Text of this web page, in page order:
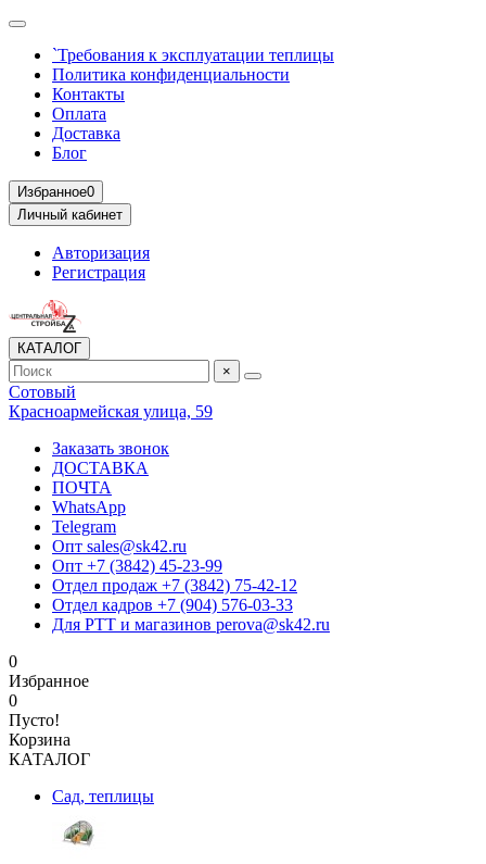
`Требования к эксплуатации теплицы
Политика конфиденциальности
Контакты
Оплата
Доставка
Блог
Избранное0
Личный кабинет
Авторизация
Регистрация
КАТАЛОГ
×
Сотовый
Красноармейская улица, 59
Заказать звонок
ДОСТАВКА
ПОЧТА
WhatsApp
Telegram
Опт sales@sk42.ru
Опт +7 (3842) 45-23-99
Отдел продаж +7 (3842) 75-42-12
Отдел кадров +7 (904) 576-03-33
Для РТТ и магазинов perova@sk42.ru
0
Избранное
0
Пусто!
Корзина
КАТАЛОГ
Сад, теплицы